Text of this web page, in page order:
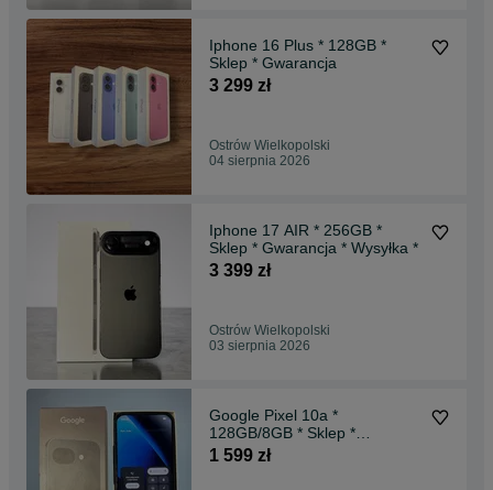
Iphone 16 Plus * 128GB *
Sklep * Gwarancja
3 299 zł
Ostrów Wielkopolski
04 sierpnia 2026
Iphone 17 AIR * 256GB *
Sklep * Gwarancja * Wysyłka *
3 399 zł
Ostrów Wielkopolski
03 sierpnia 2026
Google Pixel 10a *
128GB/8GB * Sklep *
Gwarancja * Wysyłka *
1 599 zł